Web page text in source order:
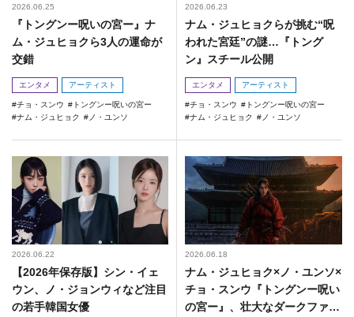
2026.06.25
『トングンー呪いの宮ー』ナ
ム・ジュヒョクら3人の運命が
交錯
エンタメ アーティスト
チョ・スンウ
トングンー呪いの宮ー
ナム・ジュヒョク
ノ・ユンソ
2026.06.23
ナム・ジュヒョクらが挑む“呪
われた宮廷”の謎…『トング
ン』スチール公開
エンタメ アーティスト
チョ・スンウ
トングンー呪いの宮ー
ナム・ジュヒョク
ノ・ユンソ
2026.06.22
【2026年保存版】シン・イェ
ウン、ノ・ジョンウィなど注目
の若手韓国女優
2026.06.18
ナム・ジュヒョク×ノ・ユンソ×
チョ・スンウ『トングンー呪い
の宮ー』、壮大なダークファン